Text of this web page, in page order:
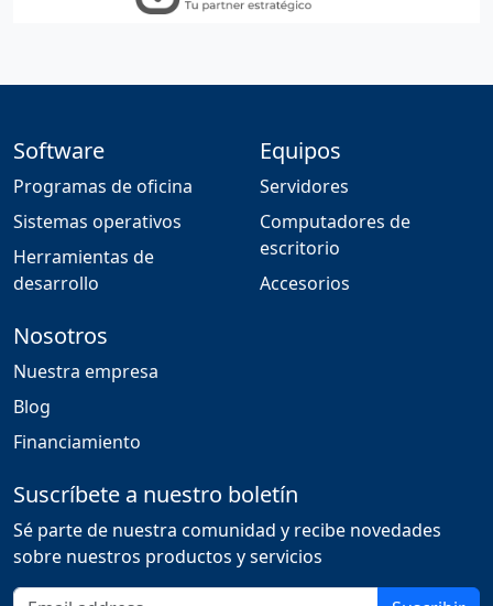
Software
Programas de oficina
Sistemas operativos
Herramientas de
desarrollo
Equipos
Servidores
Computadores de
escritorio
Accesorios
Nosotros
Nuestra empresa
Blog
Financiamiento
Suscríbete a nuestro boletín
Sé parte de nuestra comunidad y recibe novedades
sobre nuestros productos y servicios
Correo electrónico